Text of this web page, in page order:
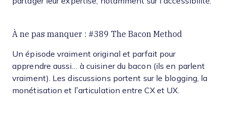
À ne pas manquer : #389 The Bacon Method
Un épisode vraiment original et parfait pour
apprendre aussi… à cuisiner du bacon (ils en parlent
vraiment). Les discussions portent sur le blogging, la
monétisation et l’articulation entre CX et UX.